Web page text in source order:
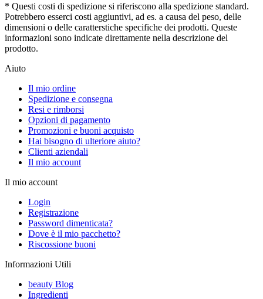
* Questi costi di spedizione si riferiscono alla spedizione standard.
Potrebbero esserci costi aggiuntivi, ad es. a causa del peso, delle
dimensioni o delle caratterstiche specifiche dei prodotti. Queste
informazioni sono indicate direttamente nella descrizione del
prodotto.
Aiuto
Il mio ordine
Spedizione e consegna
Resi e rimborsi
Opzioni di pagamento
Promozioni e buoni acquisto
Hai bisogno di ulteriore aiuto?
Clienti aziendali
Il mio account
Il mio account
Login
Registrazione
Password dimenticata?
Dove è il mio pacchetto?
Riscossione buoni
Informazioni Utili
beauty Blog
Ingredienti